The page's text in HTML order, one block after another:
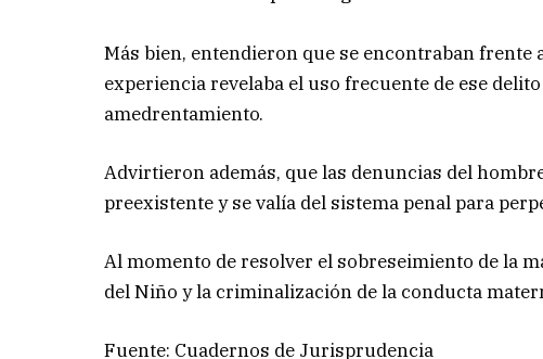
Más bien, entendieron que se encontraban
experiencia revelaba el uso frecuente de ese
amedrentamiento.
Advirtieron además, que las denuncias del
preexistente y se valía del sistema penal para
Al momento de resolver el sobreseimiento de la
del Niño y la criminalización de la conducta
Fuente: Cuadernos de Jurisprudencia